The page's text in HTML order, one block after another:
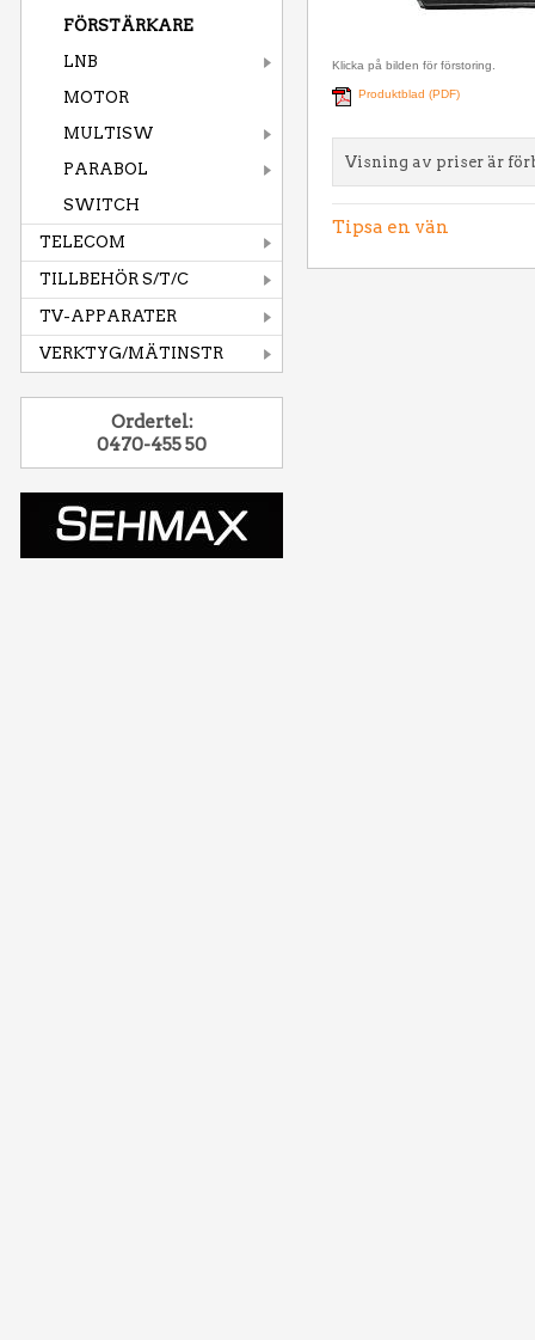
FÖRSTÄRKARE
LNB
MOTOR
MULTISW
PARABOL
SWITCH
TELECOM
TILLBEHÖR S/T/C
TV-APPARATER
VERKTYG/MÄTINSTR
Ordertel:
0470-455 50
Klicka på bilden för förstoring.
Produktblad (PDF)
Visning av priser är
Tipsa en vän